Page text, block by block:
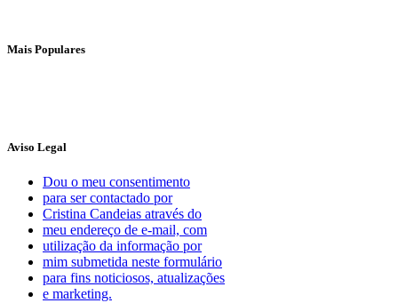
Mais Populares
Aviso Legal
Dou o meu consentimento
para ser contactado por
Cristina Candeias através do
meu endereço de e-mail, com
utilização da informação por
mim submetida neste formulário
para fins noticiosos, atualizações
e marketing.